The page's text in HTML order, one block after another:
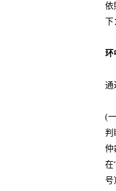
依
环
通
(
判
仲
在
号